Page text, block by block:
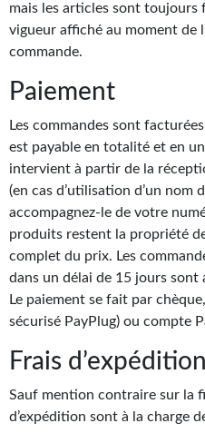
Tous les numéros
En numérique
S'abonner
Les critiques
Le blog
Le prix des lecteurs
GOODIES
Goodies Gotland
Tirages d’art Une Heure-
PLUS
À paraître
mais les articles sont toujours
vigueur affiché au moment de
commande.
Paiement
Les commandes sont
est payable en totalité et en
intervient à partir de la
(en cas d’utilisation d’un
accompagnez-le de votre
produits restent la propriété
complet du prix. Les
dans un délai de 15 jours sont
Le paiement se fait par
sécurisé PayPlug) ou compte
Frais d’expédition
Sauf mention contraire sur la
d’expédition sont à la charge